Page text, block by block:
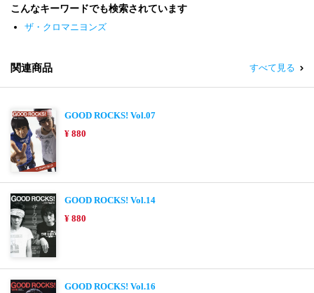
こんなキーワードでも検索されています
ザ・クロマニヨンズ
関連商品 すべて見る
GOOD ROCKS! Vol.07
¥ 880
GOOD ROCKS! Vol.14
¥ 880
GOOD ROCKS! Vol.16